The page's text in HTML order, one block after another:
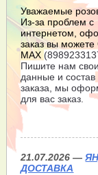
Уважаемые
Из-за проблем с
интернетом,
заказ вы можете
МАХ
Пишите нам свои
данные и состав
заказа, мы
для вас заказ.
21.07.2026 —
ДОСТАВКА